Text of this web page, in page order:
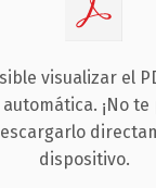
visualizar el
¡No te
dispositivo.